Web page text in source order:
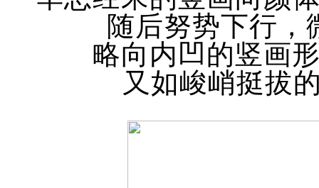
随后努势下行，
略向内凹的竖画
又如峻峭挺拔